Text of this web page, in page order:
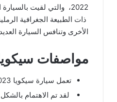
2022، والتي لقيت
ذات الطبيعة الجغرافية
الأخرى وتنافس السيارة
مواصفات سيكويا
تعمل سيارة سيكويا 2023 بنظام للحركة ذات نوعين بنزين ونظام كهربائي أيضا .
لقد تم الاهتمام